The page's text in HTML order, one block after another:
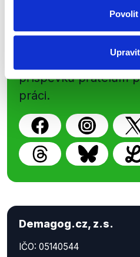
Povolit
Upravit
z Demagog.cz.
příspěvků přátelům
práci.
Demagog.cz, z.s.
IČO: 05140544